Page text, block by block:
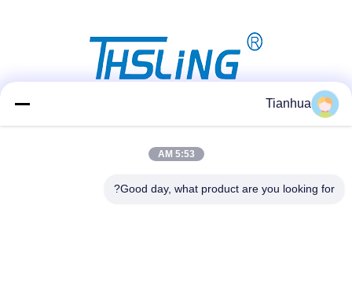
تماس سریع
Tianhua
5:53 AM
Good day, what product are you looking for?